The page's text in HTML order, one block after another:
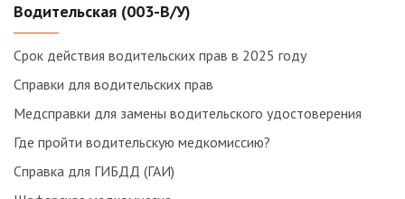
Водительская (003-В/У)
Срок действия водительских прав в 2025 году
Справки для водительских прав
Медсправки для замены водительского удостоверения
Где пройти водительскую медкомиссию?
Справка для ГИБДД (ГАИ)